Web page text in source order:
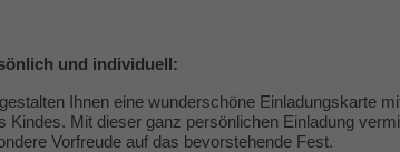
und individuell:
Ihnen eine wunderschöne Einladungskarte
Kindes. Mit dieser ganz persönlichen Einladung
Vorfreude auf das bevorstehende Fest.